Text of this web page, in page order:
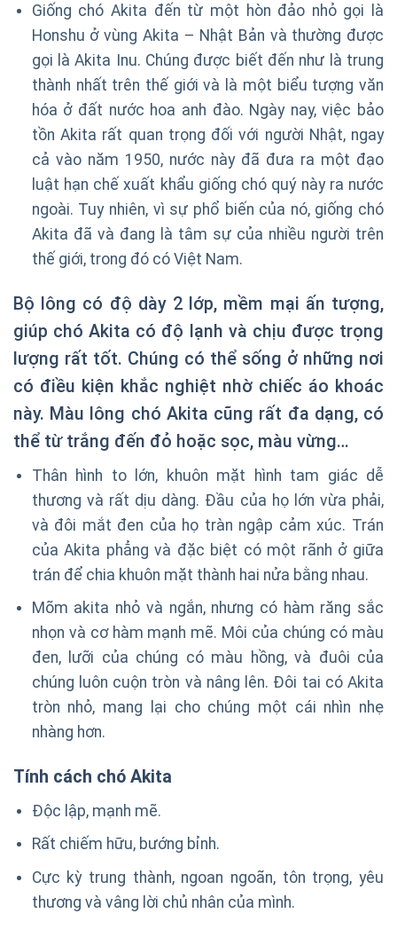
Giống chó Akita đến từ một hòn đảo nhỏ gọi là
Honshu ở vùng Akita – Nhật Bản và thường được
gọi là Akita Inu. Chúng được biết đến như là trung
thành nhất trên thế giới và là một biểu tượng văn
hóa ở đất nước hoa anh đào. Ngày nay, việc bảo
tồn Akita rất quan trọng đối với người Nhật, ngay
cả vào năm 1950, nước này đã đưa ra một đạo
luật hạn chế xuất khẩu giống chó quý này ra nước
ngoài. Tuy nhiên, vì sự phổ biến của nó, giống chó
Akita đã và đang là tâm sự của nhiều người trên
thế giới, trong đó có Việt Nam.
Bộ lông có độ dày 2 lớp, mềm mại ấn tượng,
giúp chó Akita có độ lạnh và chịu được trọng
lượng rất tốt. Chúng có thể sống ở những nơi
có điều kiện khắc nghiệt nhờ chiếc áo khoác
này. Màu lông chó Akita cũng rất đa dạng, có
thể từ trắng đến đỏ hoặc sọc, màu vừng…
Thân hình to lớn, khuôn mặt hình tam giác dễ
thương và rất dịu dàng. Đầu của họ lớn vừa phải,
và đôi mắt đen của họ tràn ngập cảm xúc. Trán
của Akita phẳng và đặc biệt có một rãnh ở giữa
trán để chia khuôn mặt thành hai nửa bằng nhau.
Mõm akita nhỏ và ngắn, nhưng có hàm răng sắc
nhọn và cơ hàm mạnh mẽ. Môi của chúng có màu
đen, lưỡi của chúng có màu hồng, và đuôi của
chúng luôn cuộn tròn và nâng lên. Đôi tai có Akita
tròn nhỏ, mang lại cho chúng một cái nhìn nhẹ
nhàng hơn.
Tính cách chó Akita
Độc lập, mạnh mẽ.
Rất chiếm hữu, bướng bỉnh.
Cực kỳ trung thành, ngoan ngoãn, tôn trọng, yêu
thương và vâng lời chủ nhân của mình.